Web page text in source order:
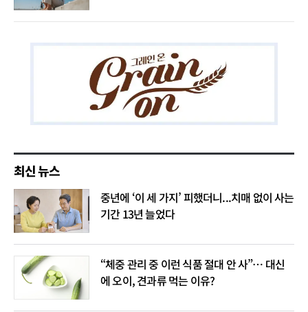
최신 뉴스
중년에 ‘이 세 가지’ 피했더니...치매 없이 사는
기간 13년 늘었다
“체중 관리 중 이런 식품 절대 안 사”… 대신
에 오이, 견과류 먹는 이유?